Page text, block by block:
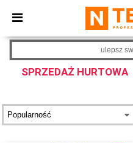
× Aplikacja Ntextil
Lepsze ceny w aplikacji!
SPRZEDAŻ HURTOWA
ulepsz